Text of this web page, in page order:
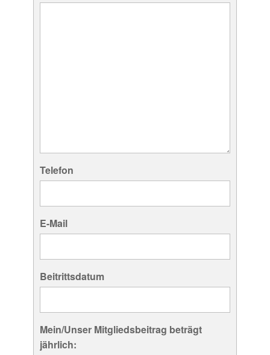
Telefon
E-Mail
Beitrittsdatum
Mein/Unser Mitgliedsbeitrag beträgt
jährlich: